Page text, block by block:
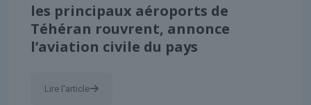
les principaux aéroports de
Téhéran rouvrent, annonce
l’aviation civile du pays
Lire l'article